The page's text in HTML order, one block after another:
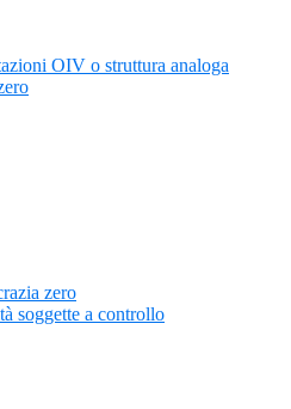
OIV o struttura analoga
zero
soggette a controllo